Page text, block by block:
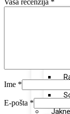
Jakne
Ime *
E-pošta *